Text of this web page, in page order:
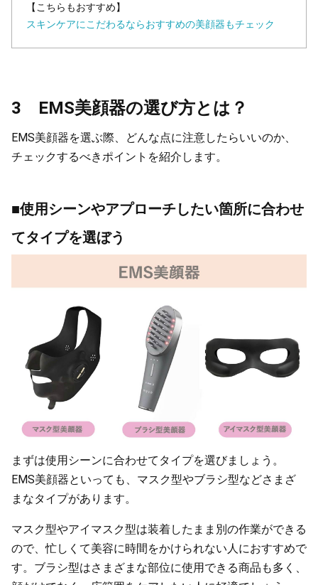
【こちらもおすすめ】
スキンケアにこだわるならおすすめの美顔器もチェック
3 EMS美顔器の選び方とは？
EMS美顔器を選ぶ際、どんな点に注意したらいいのか、
チェックするべきポイントを紹介します。
■使用シーンやアプローチしたい箇所に合わせ
てタイプを選ぼう
まずは使用シーンに合わせてタイプを選びましょう。
EMS美顔器といっても、マスク型やブラシ型などさまざ
まなタイプがあります。
マスク型やアイマスク型は装着したまま別の作業ができる
ので、忙しくて美容に時間をかけられない人におすすめで
す。ブラシ型はさまざまな部位に使用できる商品も多く、